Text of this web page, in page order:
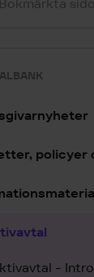
Bokmärkta
policyer
-